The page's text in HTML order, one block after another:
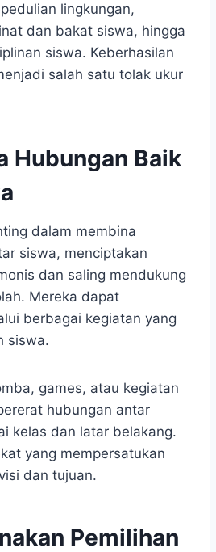
lingkungan,
dan bakat siswa, hingga
siswa. Keberhasilan
salah satu tolak ukur
Hubungan Baik
dalam membina
siswa, menciptakan
dan saling mendukung
Mereka dapat
berbagai kegiatan yang
siswa.
games, atau kegiatan
hubungan antar
kelas dan latar belakang.
yang mempersatukan
dan tujuan.
Pemilihan